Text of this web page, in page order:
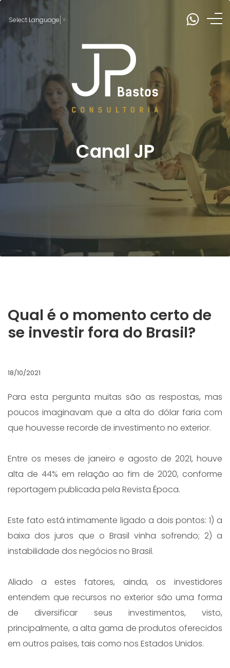
Select Language ▼
Canal JP
Qual é o momento certo de
se investir fora do Brasil?
18/10/2021
Para esta pergunta muitas são as respostas, mas
poucos imaginavam que a alta do dólar faria com
que houvesse recorde de investimento no exterior.
Entre os meses de janeiro e agosto de 2021, houve
alta de 44% em relação ao fim de 2020, conforme
reportagem publicada pela Revista Época.
Este fato está intimamente ligado a dois pontos: 1) a
baixa dos juros que o Brasil vinha sofrendo; 2) a
instabilidade dos negócios no Brasil.
Aliado a estes fatores, ainda, os investidores
entendem que recursos no exterior são uma forma
de diversificar seus investimentos, visto,
principalmente, a alta gama de produtos oferecidos
em outros países, tais como nos Estados Unidos.